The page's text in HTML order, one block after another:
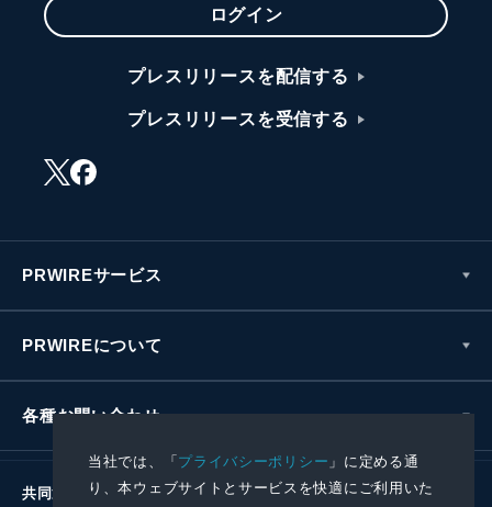
当社では、「プライバシーポリシー 」に定める通
り、本ウェブサイトとサービスを快適にご利用いた
ログイン
プレスリリースを配信する
プレスリリースを受信する
PRWIREサービス
PRWIREについて
各種お問い合わせ
共同通信社グループ